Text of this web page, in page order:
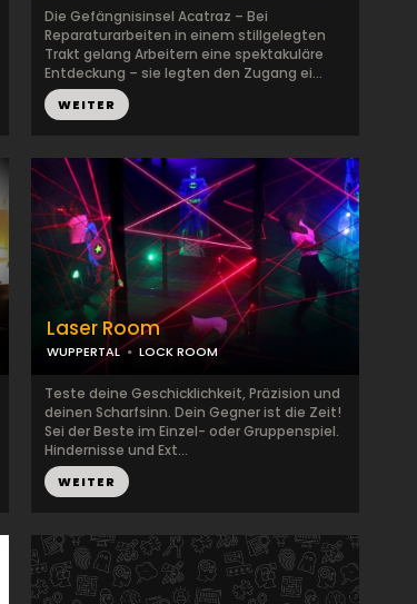
Die Gefängnisinsel Acatraz – Bei
Reparaturarbeiten in einem stillgelegten
Trakt gelang Arbeitern eine spektakuläre
Entdeckung – sie legten den Zugang ei...
WEITER
Laser Room
WUPPERTAL LOCK ROOM
Teste deine Geschicklichkeit, Präzision und
deinen Scharfsinn. Dein Gegner ist die Zeit!
Sei der Beste im Einzel- oder Gruppenspiel.
Hindernisse und Ext...
WEITER